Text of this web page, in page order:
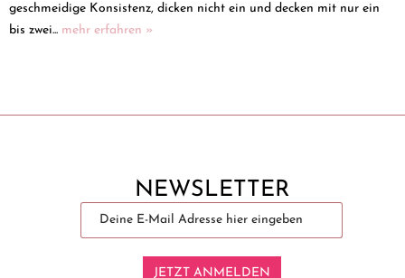
geschmeidige Konsistenz, dicken nicht ein und decken mit nur ein
bis zwei... mehr erfahren »
NEWSLETTER
JETZT ANMELDEN